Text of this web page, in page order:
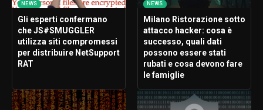
NEWS
Gli esperti confermano
che JS#SMUGGLER
utilizza siti compromessi
per distribuire NetSupport
RAT
NEWS
Milano Ristorazione sotto
attacco hacker: cosa è
successo, quali dati
possono essere stati
rubati e cosa devono fare
le famiglie